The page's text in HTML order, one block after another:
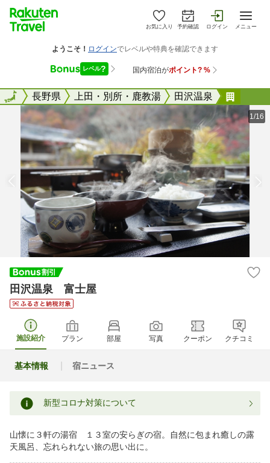
お気に入り 予約確認 ログイン メニュー
全国長野県 上田・別所・鹿教湯 田沢温泉
全国
1/16
田沢温泉 富士屋
施設紹介 プラン 部屋 写真 クーポン クチコミ
基本情報 宿ニュース
新型コロナ対策について
山懐に３軒の湯宿 １３室の安らぎの宿。自然に包まれ癒しの露
天風呂、忘れられない旅の思い出に。